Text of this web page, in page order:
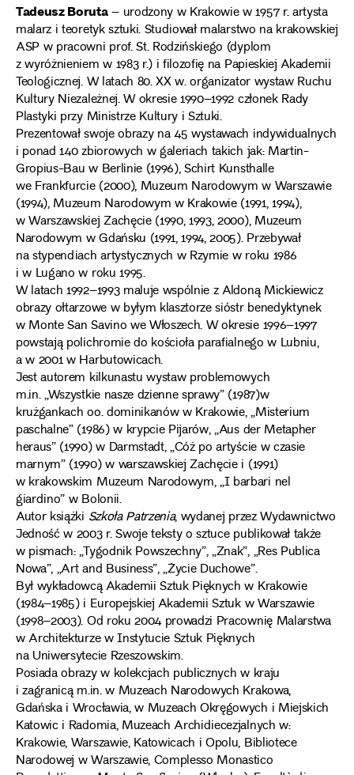
Tadeusz Boruta– urodzony w Krakowie w 1957 r. artysta
malarz i teoretyk sztuki. Studiował malarstwo na krakowskiej
ASP w pracowni prof. St. Rodzińskiego (dyplom
z wyróżnieniem w 1983 r.) i filozofię na Papieskiej Akademii
Teologicznej. W latach 80. XX w. organizator wystaw Ruchu
Kultury Niezależnej. W okresie 1990–1992 członek Rady
Plastyki przy Ministrze Kultury i Sztuki.
Prezentował swoje obrazy na 45 wystawach indywidualnych
i ponad 140 zbiorowych w galeriach takich jak: Martin-
Gropius-Bau w Berlinie (1996), Schirt Kunsthalle
we Frankfurcie (2000), Muzeum Narodowym w Warszawie
(1994), Muzeum Narodowym w Krakowie (1991, 1994),
w Warszawskiej Zachęcie (1990, 1993, 2000), Muzeum
Narodowym w Gdańsku (1991, 1994, 2005). Przebywał
na stypendiach artystycznych w Rzymie w roku 1986
i w Lugano w roku 1995.
W latach 1992–1993 maluje wspólnie z Aldoną Mickiewicz
obrazy ołtarzowe w byłym klasztorze sióstr benedyktynek
w Monte San Savino we Włoszech. W okresie 1996–1997
powstają polichromie do kościoła parafialnego w Lubniu,
a w 2001 w Harbutowicach.
Jest autorem kilkunastu wystaw problemowych
m.in. „Wszystkie nasze dzienne sprawy” (1987)w
krużgankach oo. dominikanów w Krakowie, „Misterium
paschalne” (1986) w krypcie Pijarów, „Aus der Metapher
heraus” (1990) w Darmstadt, „Cóż po artyście w czasie
marnym” (1990) w warszawskiej Zachęcie i (1991)
w krakowskim Muzeum Narodowym, „I barbari nel
giardino” w Bolonii.
Autor książki Szkoła Patrzenia, wydanej przez Wydawnictwo
Jedność w 2003 r. Swoje teksty o sztuce publikował także
w pismach: „Tygodnik Powszechny”, „Znak”, „Res Publica
Nowa”, „Art and Business”, „Życie Duchowe”.
Był wykładowcą Akademii Sztuk Pięknych w Krakowie
(1984–1985) i Europejskiej Akademii Sztuk w Warszawie
(1998–2003). Od roku 2004 prowadzi Pracownię Malarstwa
w Architekturze w Instytucie Sztuk Pięknych
na Uniwersytecie Rzeszowskim.
Posiada obrazy w kolekcjach publicznych w kraju
i zagranicą m.in. w Muzeach Narodowych Krakowa,
Gdańska i Wrocławia, w Muzeach Okręgowych i Miejskich
Katowic i Radomia, Muzeach Archidiecezjalnych w:
Krakowie, Warszawie, Katowicach i Opolu, Bibliotece
Narodowej w Warszawie, Complesso Monastico